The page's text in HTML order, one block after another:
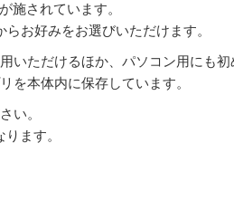
施されています。
お好みをお選びいただけます。
いただけるほか、パソコン用にも初
を本体内に保存しています。
い。
ます。